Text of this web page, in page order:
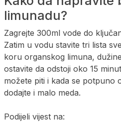
limunadu?
Zagrejte 300ml vode do
Zatim u vodu stavite tri lista
koru organskog limuna,
ostavite da odstoji oko 15
možete piti i kada se potpuno
dodajte i malo meda.
Podijeli vijest na: